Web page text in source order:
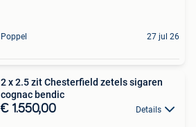
Poppel 27 jul 26
2 x 2.5 zit Chesterfield zetels sigaren
cognac bendic
€ 1.550,00 Details